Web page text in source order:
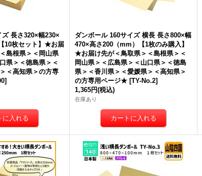
長さ320×幅230×
10枚セット】★お届
島根県＞＜岡山県
県＞＜徳島県＞＜
＜高知県＞の方専
]
ダンボール 160サイズ 横長 長さ800×幅
470×高さ200（mm）【1枚のみ購入】
★お届け先が＜鳥取県＞＜島根県＞＜
岡山県＞＜広島県＞＜山口県＞＜徳島
県＞＜香川県＞＜愛媛県＞＜高知県＞
の方専用ページ★ [TY-No.2]
1,365円(税込)
在庫あり